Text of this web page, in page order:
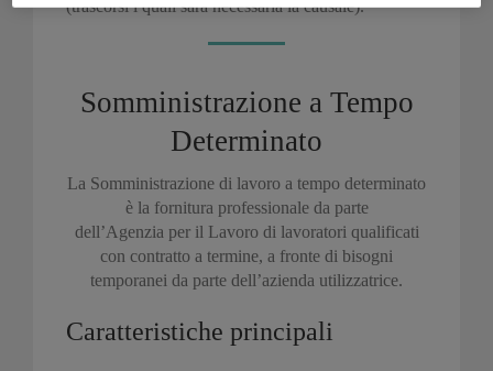
(trascorsi i quali sarà necessaria la causale).
Somministrazione a Tempo
Determinato
La Somministrazione di lavoro a tempo determinato
è la fornitura professionale da parte
dell’Agenzia per il Lavoro di lavoratori qualificati
con contratto a termine, a fronte di bisogni
temporanei da parte dell’azienda utilizzatrice.
Caratteristiche principali